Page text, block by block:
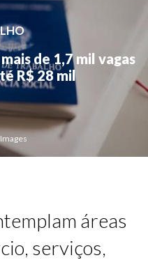
de 1,7 mil vagas
R$ 28 mil
áreas
serviços,